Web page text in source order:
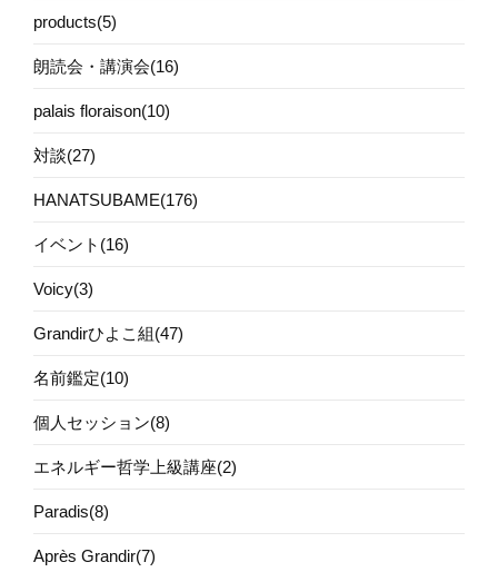
products(5)
朗読会・講演会(16)
palais floraison(10)
対談(27)
HANATSUBAME(176)
イベント(16)
Voicy(3)
Grandirひよこ組(47)
名前鑑定(10)
個人セッション(8)
エネルギー哲学上級講座(2)
Paradis(8)
Après Grandir(7)